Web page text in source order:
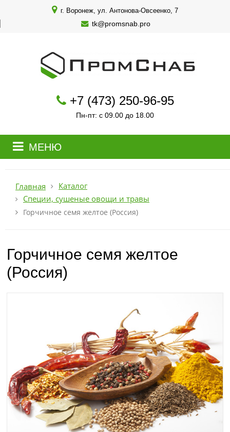
г. Воронеж, ул. Антонова-Овсеенко, 7
tk@promsnab.pro
+7 (473) 250-96-95
Пн-пт: с 09.00 до 18.00
МЕНЮ
Главная
Каталог
Специи, сушеные овощи и травы
Горчичное семя желтое (Россия)
Горчичное семя желтое
(Россия)